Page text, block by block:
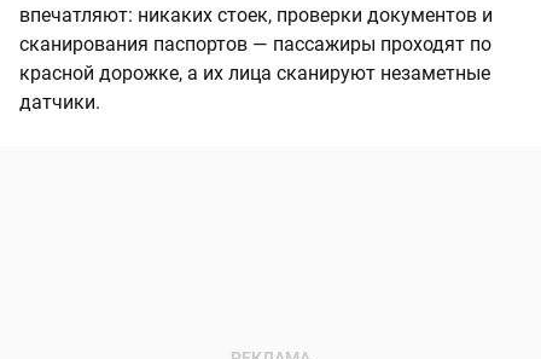
впечатляют: никаких стоек, проверки документов и
сканирования паспортов — пассажиры проходят по
красной дорожке, а их лица сканируют незаметные
датчики.